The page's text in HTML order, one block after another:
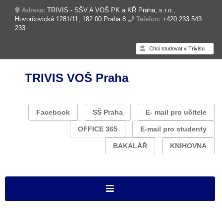
Adresa: TRIVIS - SŠV A VOŠ PK a KŘ Praha, s.r.o.,
Hovorčovická 1281/11, 182 00 Praha 8
Telefon: +420 233 543
233
Chci studovat v Trivisu
TRIVIS VOŠ Praha
Facebook SŠ Praha E- mail pro učitele
OFFICE 365 E-mail pro studenty
BAKALÁŘ KNIHOVNA